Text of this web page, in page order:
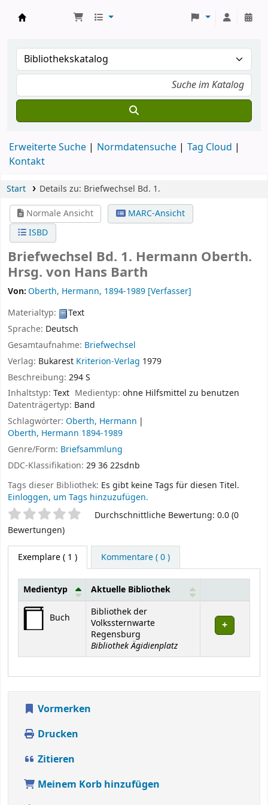
Erweiterte Suche Normdatensuche
Tag Cloud
Kontakt
Start Details zu: Briefwechsel Bd. 1.
Normale Ansicht
MARC-Ansicht
ISBD
Briefwechsel Bd. 1. Hermann Oberth.
Hrsg. von Hans Barth
Von:Oberth, Hermann, 1894-1989 [Verfasser]
Materialtyp:
Text
Sprache: Deutsch
Gesamtaufnahme: Briefwechsel
Verlag: Bukarest Kriterion-Verlag 1979
Beschreibung: 294 S
Inhaltstyp: Text Medientyp:ohne Hilfsmittel zu benutzen
Datenträgertyp: Band
Schlagwörter: Oberth, Hermann
Oberth, Hermann 1894-1989
Genre/Form: Briefsammlung
DDC-Klassifikation: 29 36 22sdnb
Tags dieser Bibliothek: Es gibt keine Tags für diesen Titel.
Einloggen, um Tags hinzuzufügen.
SternchenbewertungDurchschnittliche Bewertung: 0.0 (0
Bewertungen)
Exemplare( 1 ) Kommentare ( 0 )
Exemplare
Medientyp Aktuelle Bibliothek
Buch
Bibliothek der
Volkssternwarte
Regensburg
Bibliothek Ägidienplatz
Vormerken
Drucken
Zitieren
Meinem Korb hinzufügen